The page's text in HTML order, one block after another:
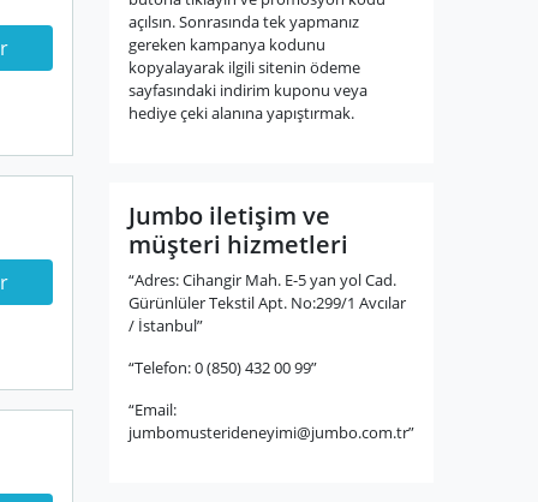
açılsın. Sonrasında tek yapmanız
gereken kampanya kodunu
kopyalayarak ilgili sitenin ödeme
sayfasındaki indirim kuponu veya
hediye çeki alanına yapıştırmak.
Jumbo iletişim ve
müşteri hizmetleri
“Adres: Cihangir Mah. E-5 yan yol Cad.
Gürünlüler Tekstil Apt. No:299/1 Avcılar
/ İstanbul”
“Telefon: 0 (850) 432 00 99”
“Email:
jumbomusterideneyimi@jumbo.com.tr”